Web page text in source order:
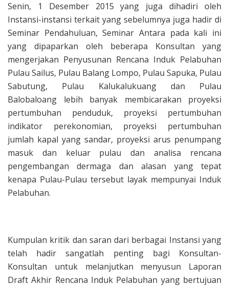
Senin, 1 Desember 2015 yang juga dihadiri oleh
Instansi-instansi terkait yang sebelumnya juga hadir di
Seminar Pendahuluan, Seminar Antara pada kali ini
yang dipaparkan oleh beberapa Konsultan yang
mengerjakan Penyusunan Rencana Induk Pelabuhan
Pulau Sailus, Pulau Balang Lompo, Pulau Sapuka, Pulau
Sabutung, Pulau Kalukalukuang dan Pulau
Balobaloang lebih banyak membicarakan proyeksi
pertumbuhan penduduk, proyeksi pertumbuhan
indikator perekonomian, proyeksi pertumbuhan
jumlah kapal yang sandar, proyeksi arus penumpang
masuk dan keluar pulau dan analisa rencana
pengembangan dermaga dan alasan yang tepat
kenapa Pulau-Pulau tersebut layak mempunyai Induk
Pelabuhan.
Kumpulan kritik dan saran dari berbagai Instansi yang
telah hadir sangatlah penting bagi Konsultan-
Konsultan untuk melanjutkan menyusun Laporan
Draft Akhir Rencana Induk Pelabuhan yang bertujuan